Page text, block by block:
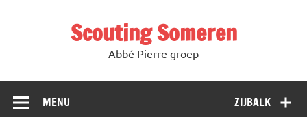
Scouting Someren
Abbé Pierre groep
ZIJBALK
MENU